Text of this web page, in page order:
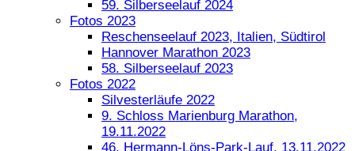
59. Silberseelauf 2024
Fotos 2023
Reschenseelauf 2023, Italien, Südtirol
Hannover Marathon 2023
58. Silberseelauf 2023
Fotos 2022
Silvesterläufe 2022
9. Schloss Marienburg Marathon,
19.11.2022
46. Hermann-Löns-Park-Lauf, 13.11.2022